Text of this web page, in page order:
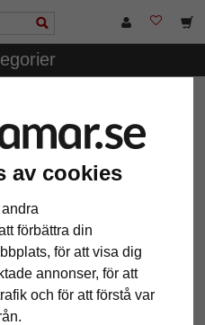
av cookies
förbättra din
för att visa dig
annonser, för att
och för att förstå var